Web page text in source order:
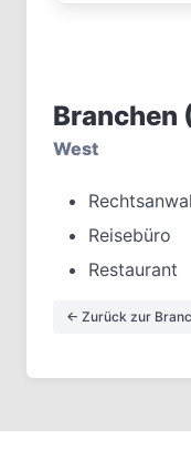
Branchen
West
Reisebüro
Restaurant
← Zurück zur